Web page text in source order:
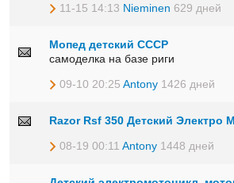
11-15 14:13 Nieminen 629 дней
Мопед детский СССР
самоделка на базе риги
09-10 20:25 Antony 1426 дней
Razor Rsf 350 Детский Электро
08-19 00:11 Antony 1448 дней